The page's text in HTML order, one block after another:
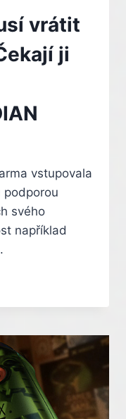
vrátit
ji
vstupovala
podporou
svého
například